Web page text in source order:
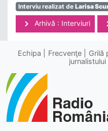
Interviu realizat de Larisa
Arhivă : Interviuri
Echipa Frecvenţe Grilă